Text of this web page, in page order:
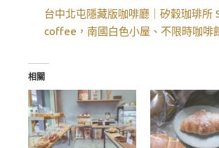
台中北屯隱藏版咖啡廳｜矽穀珈琲所
coffee，南國白色小屋、不限時咖啡
相關